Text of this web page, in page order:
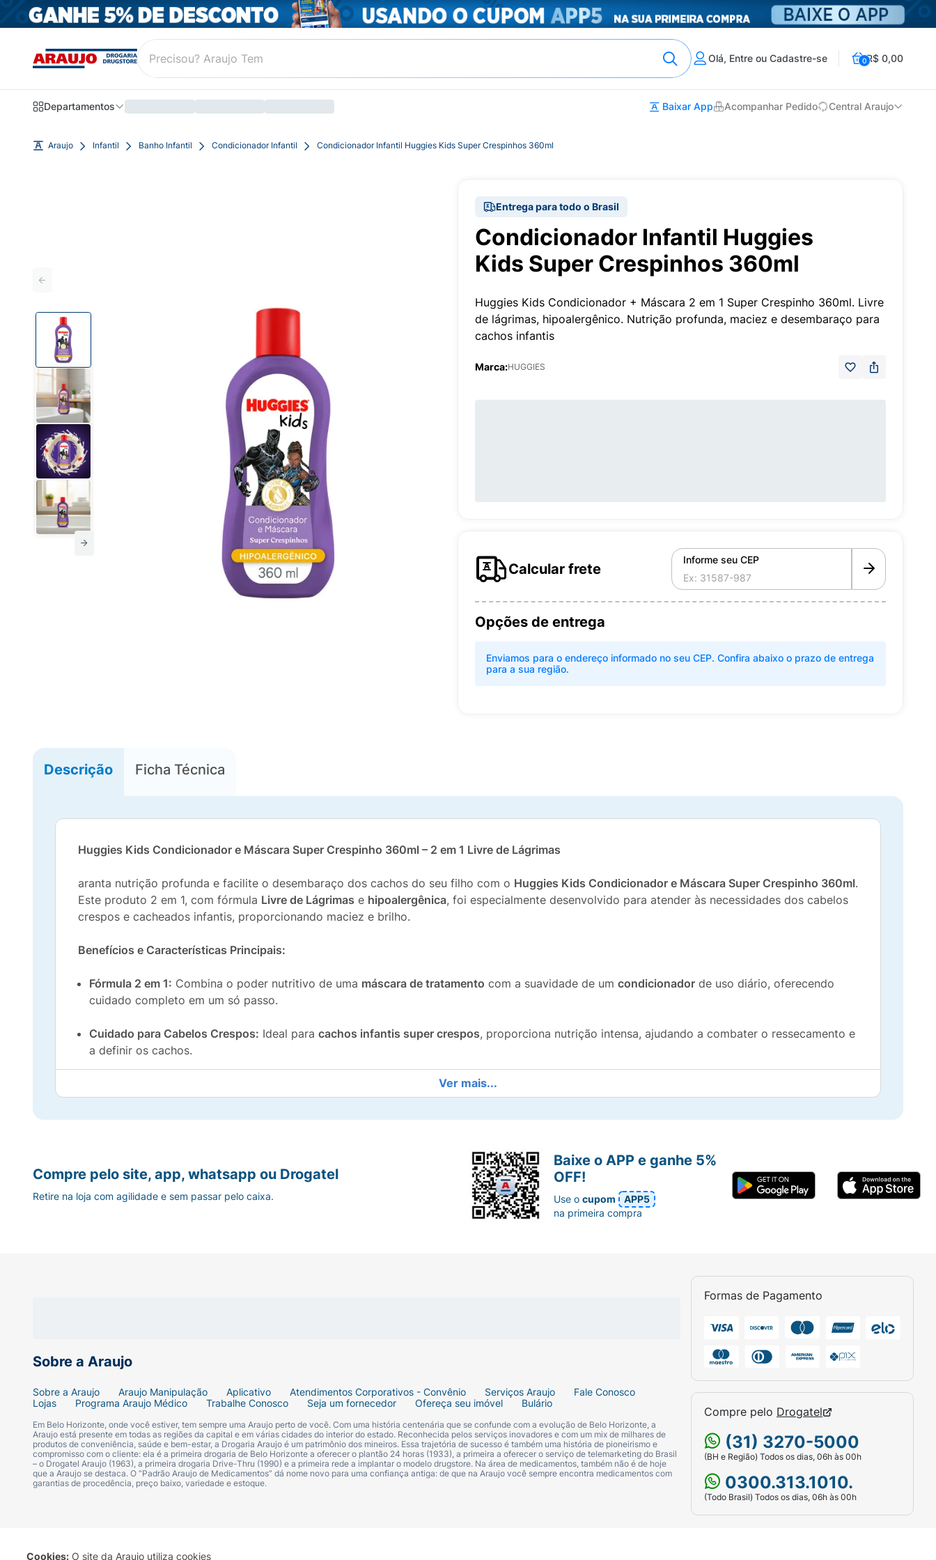
Cookies: O site da Araujo utiliza cookies
Olá, Entre ou Cadastre-se 0R$ 0,00
Departamentos Baixar App Acompanhar Pedido Central Araujo
Araujo Infantil Banho Infantil Condicionador Infantil Condicionador Infantil Huggies Kids Super Crespinhos 360ml
Entrega para todo o Brasil
Condicionador Infantil Huggies
Kids Super Crespinhos 360ml
Huggies Kids Condicionador + Máscara 2 em 1 Super Crespinho 360ml. Livre
de lágrimas, hipoalergênico. Nutrição profunda, maciez e desembaraço para
cachos infantis
Marca:HUGGIES
Calcular frete
Informe seu CEP
Opções de entrega
Enviamos para o endereço informado no seu CEP. Confira abaixo o prazo de entrega
para a sua região.
Descrição Ficha Técnica
Huggies Kids Condicionador e Máscara Super Crespinho 360ml – 2 em 1 Livre de Lágrimas
aranta nutrição profunda e facilite o desembaraço dos cachos do seu filho com o Huggies Kids Condicionador e Máscara Super Crespinho 360ml.
Este produto 2 em 1, com fórmula Livre de Lágrimas e hipoalergênica, foi especialmente desenvolvido para atender às necessidades dos cabelos
crespos e cacheados infantis, proporcionando maciez e brilho.
Benefícios e Características Principais:
Fórmula 2 em 1: Combina o poder nutritivo de uma máscara de tratamento com a suavidade de um condicionador de uso diário, oferecendo
cuidado completo em um só passo.
Cuidado para Cabelos Crespos: Ideal para cachos infantis super crespos, proporciona nutrição intensa, ajudando a combater o ressecamento e
a definir os cachos.
Testado oftalmo e dermatologicamente, não irrita os olhos e minimiza o risco de alergias, garantindo um
banho seguro e sem preocupações.
Maciez e Brilho: Deixa os cabelos extremamente macios, brilhantes e com um aspecto saudável.
Embalagem Temática:Com personagens de super-heróis, a embalagem torna a rotina do banho mais divertida e atrativa para as crianças.
Ver mais...
Sobre a Araujo
Sobre a Araujo Araujo Manipulação Aplicativo Atendimentos Corporativos - Convênio Serviços Araujo
Fale Conosco
Lojas
Programa Araujo Médico Trabalhe Conosco Seja um fornecedor Ofereça seu imóvel Bulário
Em Belo Horizonte, onde você estiver, tem sempre uma Araujo perto de você. Com uma história centenária que se confunde com a evolução de Belo Horizonte, a
Araujo está presente em todas as regiões da capital e em várias cidades do interior do estado. Reconhecida pelos serviços inovadores e com um mix de milhares de
produtos de conveniência, saúde e bem-estar, a Drogaria Araujo é um patrimônio dos mineiros. Essa trajetória de sucesso é também uma história de pioneirismo e
compromisso com o cliente: ela é a primeira drogaria de Belo Horizonte a oferecer o plantão 24 horas (1933), a primeira a oferecer o serviço de telemarketing do Brasil
– o Drogatel Araujo (1963), a primeira drogaria Drive-Thru (1990) e a primeira rede a implantar o modelo drugstore. Na área de medicamentos, também não é de hoje
que a Araujo se destaca. O “Padrão Araujo de Medicamentos” dá nome novo para uma confiança antiga: de que na Araujo você sempre encontra medicamentos com
garantias de procedência, preço baixo, variedade e estoque.
Formas de Pagamento
Compre pelo Drogatel
(31) 3270-5000
(BH e Região) Todos os dias, 06h às 00h
0300.313.1010.
(Todo Brasil) Todos os dias, 06h às 00h
Compre pelo site, app, whatsapp ou Drogatel
Retire na loja com agilidade e sem passar pelo caixa.
Baixe o APP e ganhe 5%
OFF!
Use ocupom
APP5
na primeira compra